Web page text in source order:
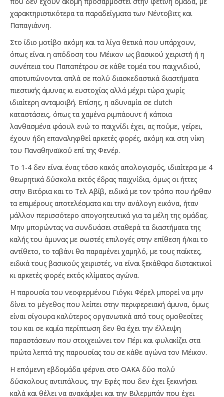
χαρακτηριστικότερα τα παραδείγματα των Νέντοβιτς και
Παπαγιάννη.
Στο ίδιο μοτίβο ακόμη και τα λίγα θετικά που υπάρχουν,
όπως είναι η απόδοση του Μέικον ως βασικού χειριστή ή η
συνέπεια του Παπαπέτρου σε κάθε τομέα του παιχνιδιού,
αποτυπώνονται απλά σε πολύ διασκεδαστικά διαστήματα
πιεστικής άμυνας κι ευστοχίας αλλά μέχρι τώρα χωρίς
ιδιαίτερη ανταμοιβή. Επίσης, η αδυναμία σε clutch
καταστάσεις, όπως τα χαμένα ριμπάουντ ή κάποια
λανθασμένα φάουλ ενώ το παιχνίδι έχει, ας πούμε, γείρει,
έχουν ήδη επαναληφθεί αρκετές φορές, ακόμη και στη νίκη
του Παναθηναϊκού επί της Φενέρ.
Το 1-4 δεν είναι ένας τόσο κακός απολογισμός, ιδιαίτερα με 4
θεωρητικά δύσκολα εκτός έδρας παιχνίδια, όμως οι ήττες
στην Βιτόρια και το Τελ Αβίβ, ειδικά με τον τρόπο που ήρθαν
τα επιμέρους αποτελέσματα και την ανάλογη εικόνα, ήταν
μάλλον περισσότερο απογοητευτικά για τα μέλη της ομάδας.
Μην μπορώντας να συνδυάσει σταθερά τα διαστήματα της
καλής του άμυνας με σωστές επιλογές στην επίθεση ή/και το
αντίθετο, το ταβάνι θα παραμένει χαμηλό, με τους παίκτες,
ειδικά τους βασικούς χειριστές, να είναι ξεκάθαρα διστακτικοί
κι αρκετές φορές εκτός κλίματος αγώνα.
Η παρουσία του νεοφερμένου Γιόγκι Φέρελ μπορεί να μην
δίνει το μέγεθος που λείπει στην περιφερειακή άμυνα, όμως
είναι σίγουρα καλύτερος οργανωτικά από τους ομοθεσίτες
του και σε καμία περίπτωση δεν θα έχει την έλλειψη
παραστάσεων που στοιχειώνει τον Πέρι και φυλακίζει στα
πρώτα λεπτά της παρουσίας του σε κάθε αγώνα τον Μέικον.
Η επόμενη εβδομάδα φέρνει στο ΟΑΚΑ δύο πολύ
δύσκολους αντιπάλους, την Εφές που δεν έχει ξεκινήσει
καλά και θέλει να ανακάμψει και την Βιλερμπάν που έχει